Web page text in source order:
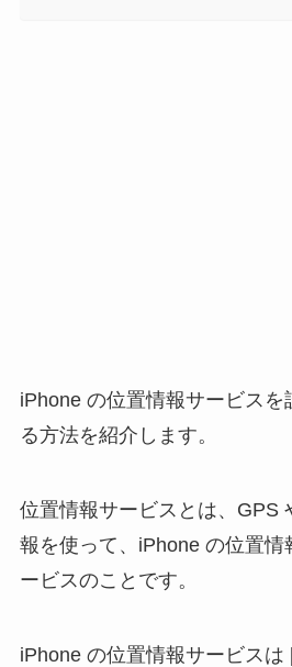
iPhone の位置情報サービスを
る方法を紹介します。
位置情報サービスとは、GPS
報を使って、iPhone の位置情
ービスのことです。
iPhone の位置情報サービスは